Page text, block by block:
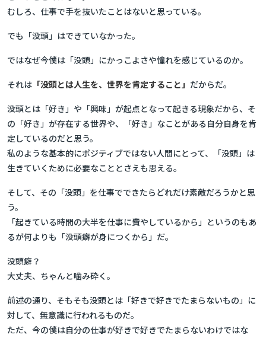
むしろ、仕事で手を抜いたことはないと思っている。
でも「没頭」はできていなかった。
ではなぜ今僕は「没頭」にかっこよさや憧れを感じているのか。
それは 「没頭とは人生を、世界を肯定すること」 だからだ。
没頭とは「好き」や「興味」が起点となって起きる現象だから、そ
の「好き」が存在する世界や、「好き」なことがある自分自身を肯
定しているのだと思う。
私のような基本的にポジティブではない人間にとって、「没頭」は
生きていくために必要なこととさえも思える。
そして、その「没頭」を仕事でできたらどれだけ素敵だろうかと思
う。
「起きている時間の大半を仕事に費やしているから」というのもあ
るが何よりも「没頭癖が身につくから」だ。
没頭癖？
大丈夫、ちゃんと噛み砕く。
前述の通り、そもそも没頭とは「好きで好きでたまらないもの」に
対して、無意識に行われるものだ。
ただ、今の僕は自分の仕事が好きで好きでたまらないわけではな